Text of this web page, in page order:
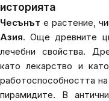
историята
Чесънът е растение,
Азия. Още древните
лечебни свойства.
като лекарство и
работоспособността
пирамидите. В